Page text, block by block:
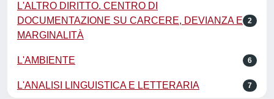
L'ALTRO DIRITTO. CENTRO DI
DOCUMENTAZIONE SU CARCERE, DEVIANZA E
MARGINALITÀ
2
L'AMBIENTE 6
L'ANALISI LINGUISTICA E LETTERARIA 7